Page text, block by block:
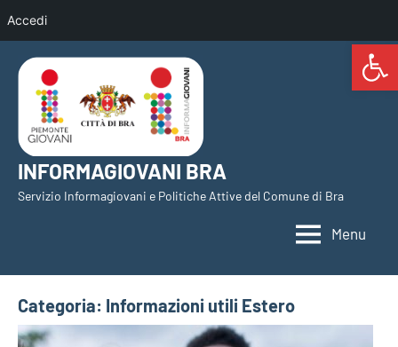
Accedi
contenuto
INFORMAGIOVANI BRA
Servizio Informagiovani e Politiche Attive del Comune di Bra
Menu
Categoria: Informazioni utili Estero